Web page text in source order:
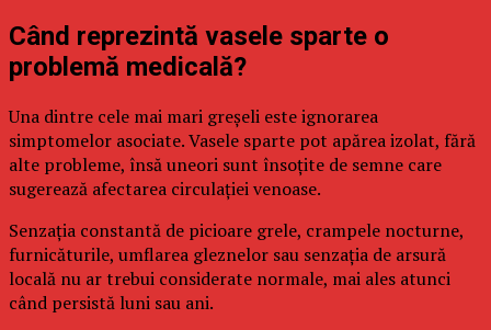
Când reprezintă vasele sparte o
problemă medicală?
Una dintre cele mai mari greșeli este ignorarea
simptomelor asociate. Vasele sparte pot apărea izolat, fără
alte probleme, însă uneori sunt însoțite de semne care
sugerează afectarea circulației venoase.
Senzația constantă de picioare grele, crampele nocturne,
furnicăturile, umflarea gleznelor sau senzația de arsură
locală nu ar trebui considerate normale, mai ales atunci
când persistă luni sau ani.